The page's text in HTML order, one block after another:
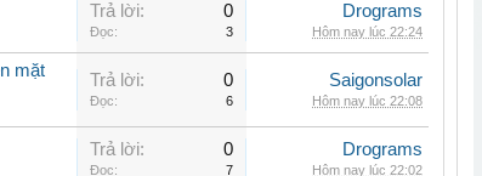
Trả lời: 0
Đọc: 3
Drograms
Hôm nay lúc 22:24
mặt
Trả lời: 0
Đọc: 6
Saigonsolar
Hôm nay lúc 22:08
Trả lời: 0
Đọc: 7
Drograms
Hôm nay lúc 22:02